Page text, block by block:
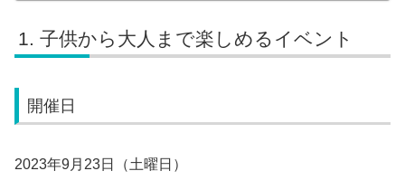
子供から大人まで楽しめるイベント
開催日
2023年9月23日（土曜日）